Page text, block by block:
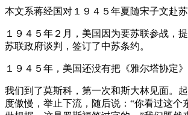
本文系蒋经国对１９４５年夏随宋子文赴
１９４５年２月，美国因为要苏联参战，
苏联政府谈判，签订了中苏条约。
１９４５年，美国还没有把《雅尔塔协定
我们到了莫斯科，第一次和斯大林见面。
度傲慢，举止下流，随后说：“你看过这